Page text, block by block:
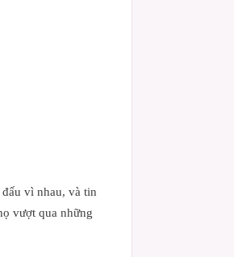
vì nhau, và tin
vượt qua những